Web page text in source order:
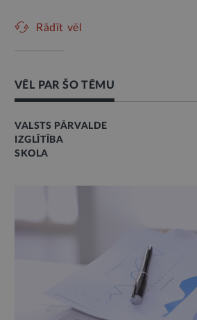
Rādīt vēl
VĒL PAR ŠO TĒMU
VALSTS PĀRVALDE
IZGLĪTĪBA
SKOLA